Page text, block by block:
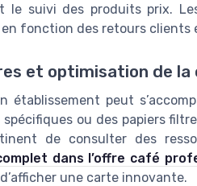
suivi des produits prix.
fonction des retours clients
et optimisation de la
peut
ou des papiers
de consulter des
dans l’offre café
une carte innovante.